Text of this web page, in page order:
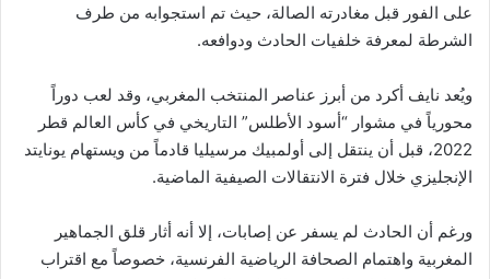
على الفور قبل مغادرته الصالة، حيث تم استجوابه من طرف
الشرطة لمعرفة خلفيات الحادث ودوافعه.
ويُعد نايف أكرد من أبرز عناصر المنتخب المغربي، وقد لعب دوراً
محورياً في مشوار “أسود الأطلس” التاريخي في كأس العالم قطر
2022، قبل أن ينتقل إلى أولمبيك مرسيليا قادماً من ويستهام يونايتد
الإنجليزي خلال فترة الانتقالات الصيفية الماضية.
ورغم أن الحادث لم يسفر عن إصابات، إلا أنه أثار قلق الجماهير
المغربية واهتمام الصحافة الرياضية الفرنسية، خصوصاً مع اقتراب